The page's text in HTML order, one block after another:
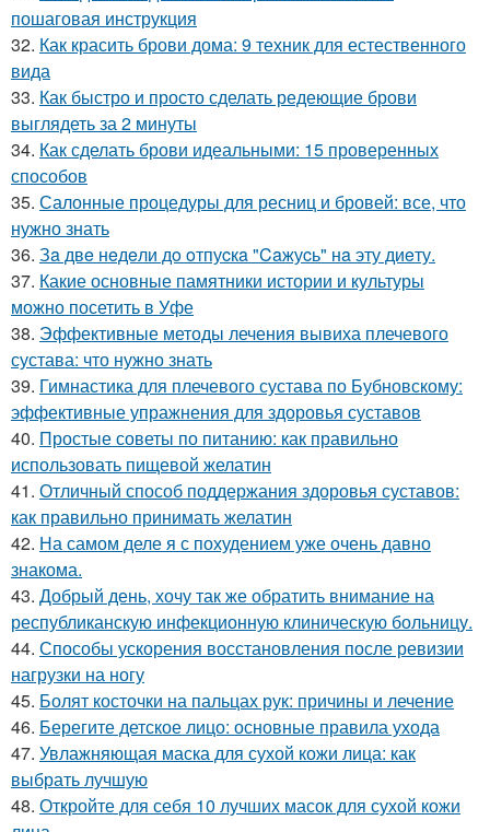
пошаговая инструкция
32. Как красить брови дома: 9 техник для естественного
вида
33. Как быстро и просто сделать редеющие брови
выглядеть за 2 минуты
34. Как сделать брови идеальными: 15 проверенных
способов
35. Салонные процедуры для ресниц и бровей: все, что
нужно знать
36. Зa двe нeдeли дo oтпуcкa "Caжуcь" нa эту диeту.
37. Какие основные памятники истории и культуры
можно посетить в Уфе
38. Эффективные методы лечения вывиха плечевого
сустава: что нужно знать
39. Гимнастика для плечевого сустава по Бубновскому:
эффективные упражнения для здоровья суставов
40. Простые советы по питанию: как правильно
использовать пищевой желатин
41. Отличный способ поддержания здоровья суставов:
как правильно принимать желатин
42. На самом деле я с похудением уже очень давно
знакома.
43. Добрый день, хочу так же обратить внимание на
республиканскую инфекционную клиническую больницу.
44. Способы ускорения восстановления после ревизии
нагрузки на ногу
45. Болят косточки на пальцах рук: причины и лечение
46. Берегите детское лицо: основные правила ухода
47. Увлажняющая маска для сухой кожи лица: как
выбрать лучшую
48. Откройте для себя 10 лучших масок для сухой кожи